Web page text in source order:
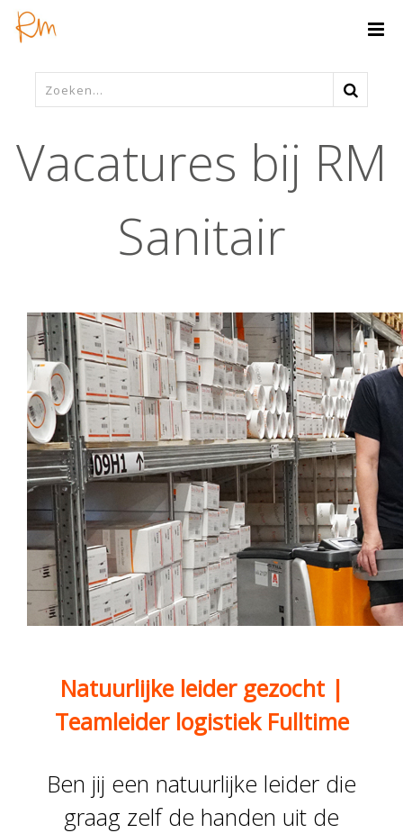
Vacatures bij RM
Sanitair
Natuurlijke leider gezocht |
Teamleider logistiek Fulltime
Ben jij een natuurlijke leider die
graag zelf de handen uit de